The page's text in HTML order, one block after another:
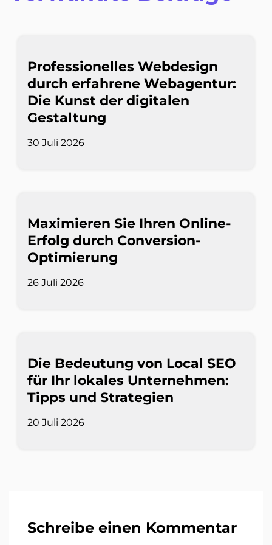
Professionelles Webdesign
durch erfahrene Webagentur:
Die Kunst der digitalen
Gestaltung
30 Juli 2026
Maximieren Sie Ihren Online-
Erfolg durch Conversion-
Optimierung
26 Juli 2026
Die Bedeutung von Local SEO
für Ihr lokales Unternehmen:
Tipps und Strategien
20 Juli 2026
Schreibe einen Kommentar